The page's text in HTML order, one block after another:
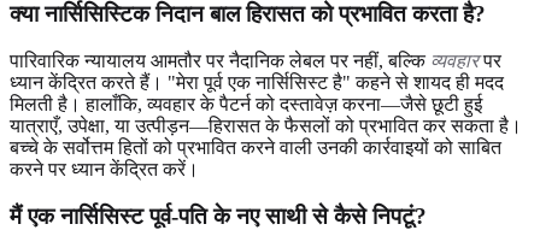
क्या नार्सिसिस्टिक निदान बाल हिरासत को प्रभावित करता है?
पारिवारिक न्यायालय आमतौर पर नैदानिक लेबल पर नहीं, बल्कि व्यवहारपर
ध्यान केंद्रित करते हैं। "मेरा पूर्व एक नार्सिसिस्ट है" कहने से शायद ही मदद
मिलती है। हालाँकि, व्यवहार के पैटर्न को दस्तावेज़ करना—जैसे छूटी हुई
यात्राएँ, उपेक्षा, या उत्पीड़न—हिरासत के फैसलों को प्रभावित कर सकता है।
बच्चे के सर्वोत्तम हितों को प्रभावित करने वाली उनकी कार्रवाइयों को साबित
करने पर ध्यान केंद्रित करें।
मैं एक नार्सिसिस्ट पूर्व-पति के नए साथी से कैसे निपटूं?